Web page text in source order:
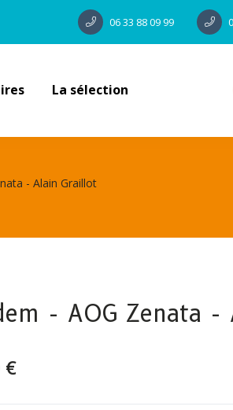
06 33 88 09 99
La sélection
- Alain Graillot
- AOG Zenata
€